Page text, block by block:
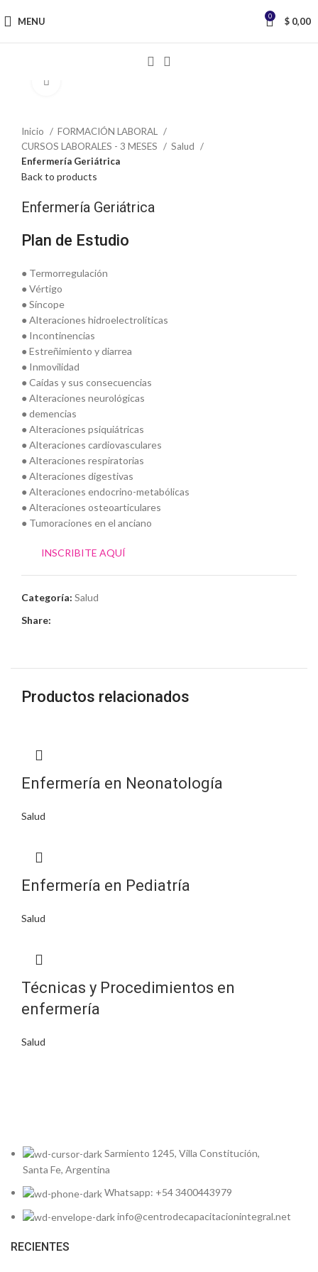
MENU 0 $ 0,00
Inicio
FORMACIÓN LABORAL
CURSOS LABORALES - 3 MESES
Salud
Enfermería Geriátrica
Back to products
Enfermería Geriátrica
Plan de Estudio
● Termorregulación
● Vértigo
● Síncope
● Alteraciones hidroelectrolíticas
● Incontinencias
● Estreñimiento y diarrea
● Inmovilidad
● Caídas y sus consecuencias
● Alteraciones neurológicas
● demencias
● Alteraciones psiquiátricas
● Alteraciones cardiovasculares
● Alteraciones respiratorias
● Alteraciones digestivas
● Alteraciones endocrino-metabólicas
● Alteraciones osteoarticulares
● Tumoraciones en el anciano
INSCRIBITE AQUÍ
Categoría: Salud
Share:
Productos relacionados
Enfermería en Neonatología
Salud
Enfermería en Pediatría
Salud
Técnicas y Procedimientos en
enfermería
Salud
Sarmiento 1245, Villa Constitución,
Santa Fe, Argentina
Whatsapp: +54 3400443979
info@centrodecapacitacionintegral.net
RECIENTES